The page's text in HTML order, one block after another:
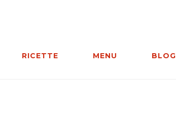
RICETTE MENU BLOG